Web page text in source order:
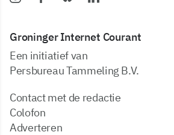
Groninger Internet Courant
Een initiatief van
Persbureau Tammeling B.V.
Contact met de redactie
Colofon
Adverteren